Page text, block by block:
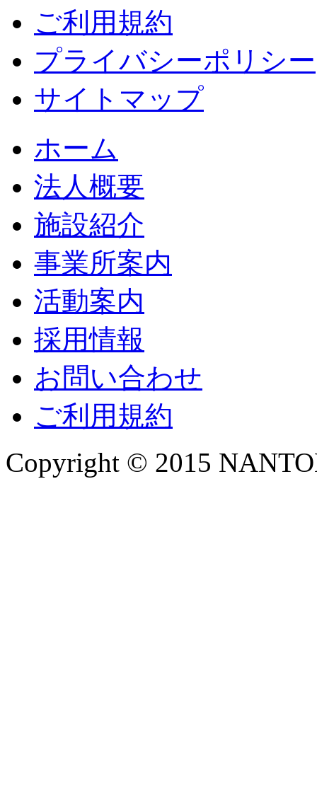
ご利用規約
プライバシーポリシー
サイトマップ
ホーム
法人概要
施設紹介
事業所案内
活動案内
採用情報
お問い合わせ
ご利用規約
Copyright © 2015